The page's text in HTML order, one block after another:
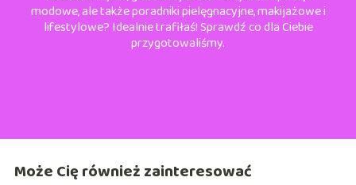
modowe, ale także poradniki pielęgnacyjne, makijażowe i
lifestylowe? Idealnie trafiłaś! Sprawdź co dla Ciebie
przygotowaliśmy.
Może Cię również zainteresować